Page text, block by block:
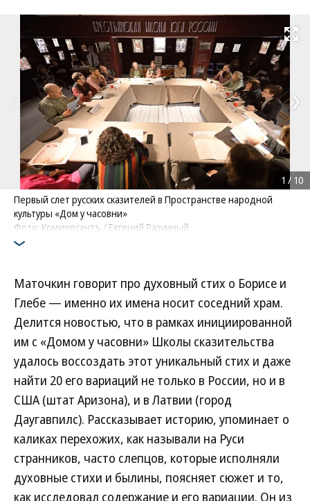
Развернуть
Первый слет русских сказителей в Пространстве народной
культуры «Дом у часовни»
Фото: Коммерсантъ / Евгений Разумный
1 / 10
Маточкин говорит про духовный стих о Борисе и
Глебе — именно их имена носит соседний храм.
Делится новостью, что в рамках инициированной
им с «Домом у часовни» Школы сказительства
удалось воссоздать этот уникальный стих и даже
найти 20 его вариаций не только в России, но и в
США (штат Аризона), и в Латвии (город
Даугавпилс). Рассказывает историю, упоминает о
каликах перехожих, как называли на Руси
странников, часто слепцов, которые исполняли
духовные стихи и былины, поясняет сюжет и то,
как исследовал содержание и его вариации. Он из